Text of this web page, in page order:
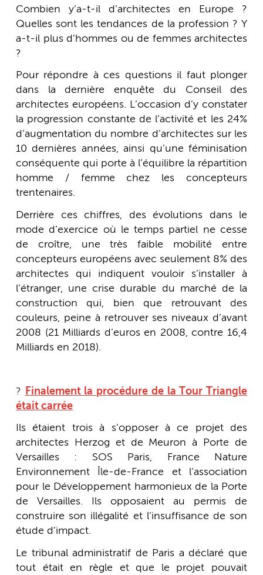
Combien y’a-t-il d’architectes en Europe ?
Quelles sont les tendances de la profession ? Y
a-t-il plus d’hommes ou de femmes architectes
?
Pour répondre à ces questions il faut plonger
dans la dernière enquête du Conseil des
architectes européens. L’occasion d’y constater
la progression constante de l’activité et les 24%
d’augmentation du nombre d’architectes sur les
10 dernières années, ainsi qu’une féminisation
conséquente qui porte à l’équilibre la répartition
homme / femme chez les concepteurs
trentenaires.
Derrière ces chiffres, des évolutions dans le
mode d’exercice où le temps partiel ne cesse
de croître, une très faible mobilité entre
concepteurs européens avec seulement 8% des
architectes qui indiquent vouloir s’installer à
l’étranger, une crise durable du marché de la
construction qui, bien que retrouvant des
couleurs, peine à retrouver ses niveaux d’avant
2008 (21 Milliards d’euros en 2008, contre 16,4
Milliards en 2018).
?
Finalement la procédure de la Tour Triangle
était carrée
Ils étaient trois à s’opposer à ce projet des
architectes Herzog et de Meuron à Porte de
Versailles : SOS Paris, France Nature
Environnement Île-de-France et l’association
pour le Développement harmonieux de la Porte
de Versailles. Ils opposaient au permis de
construire son illégalité et l’insuffisance de son
étude d’impact.
Le tribunal administratif de Paris a déclaré que
tout était en règle et que le projet pouvait